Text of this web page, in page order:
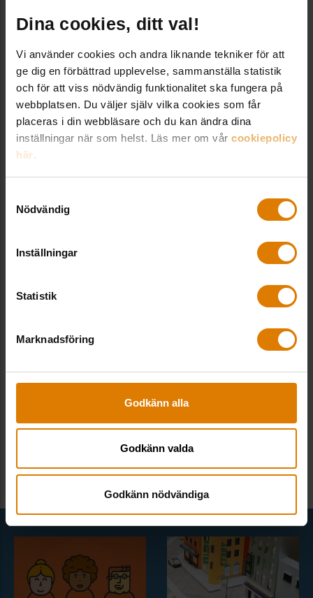
Dina cookies, ditt val!
Vi använder cookies och andra liknande tekniker för att
ge dig en förbättrad upplevelse, sammanställa statistik
och för att viss nödvändig funktionalitet ska fungera på
webbplatsen. Du väljer själv vilka cookies som får
placeras i din webbläsare och du kan ändra dina
inställningar när som helst. Läs mer om vår cookiepolicy
här.
Nödvändig
Inställningar
Statistik
Marknadsföring
Godkänn alla
Godkänn valda
Godkänn nödvändiga
101 29 Stockholm
08-406 55 00
info@sverigesallmannytta.se
Sociala medier
Genvägar
Press
Behandling av personuppgifter
Cookie-inställningar